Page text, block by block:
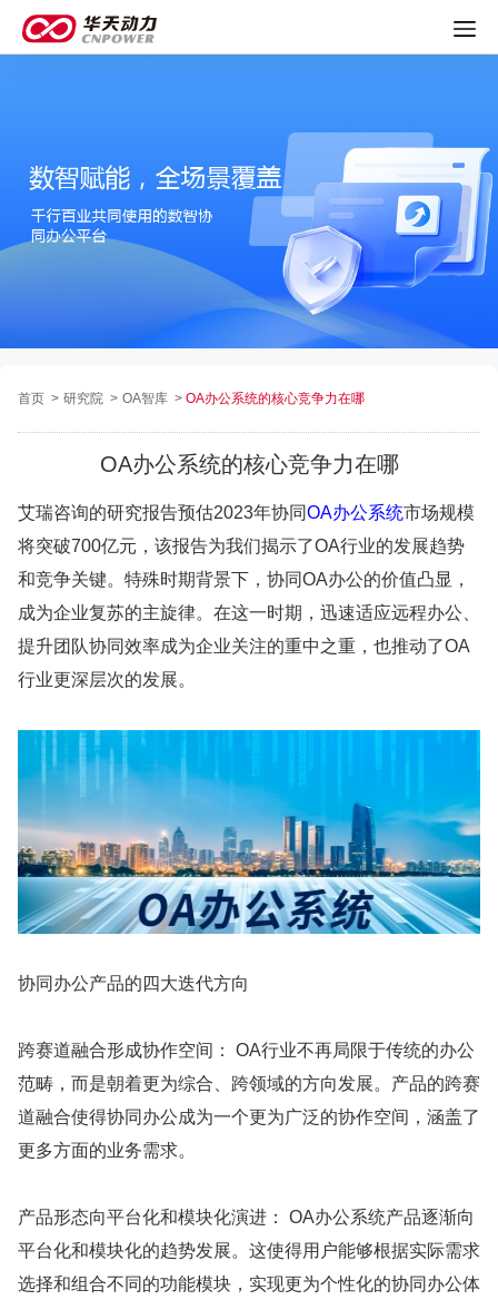
首页 > 研究院 > OA智库 > OA办公系统的核心竞争力在哪
OA办公系统的核心竞争力在哪
艾瑞咨询的研究报告预估2023年协同OA办公系统市场规模
将突破700亿元，该报告为我们揭示了OA行业的发展趋势
和竞争关键。特殊时期背景下，协同OA办公的价值凸显，
成为企业复苏的主旋律。在这一时期，迅速适应远程办公、
提升团队协同效率成为企业关注的重中之重，也推动了OA
行业更深层次的发展。
协同办公产品的四大迭代方向
跨赛道融合形成协作空间： OA行业不再局限于传统的办公
范畴，而是朝着更为综合、跨领域的方向发展。产品的跨赛
道融合使得协同办公成为一个更为广泛的协作空间，涵盖了
更多方面的业务需求。
产品形态向平台化和模块化演进： OA办公系统产品逐渐向
平台化和模块化的趋势发展。这使得用户能够根据实际需求
选择和组合不同的功能模块，实现更为个性化的协同办公体